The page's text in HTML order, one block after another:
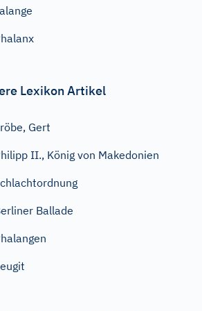
Lexikon Artikel
Gert
II., König von Makedonien
Ballade